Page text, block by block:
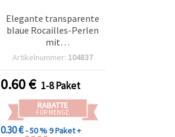
Elegante transparente
blaue Rocailles-Perlen
mit
Regenbogenschimmer –
Schmuckherstellung,
Ohrringe & Halsketten
Artikelnummer: 104837
0.60€ 1-8 Paket
RABATTE
FÜR MENGE
0.30 €- 50 %9 Paket +